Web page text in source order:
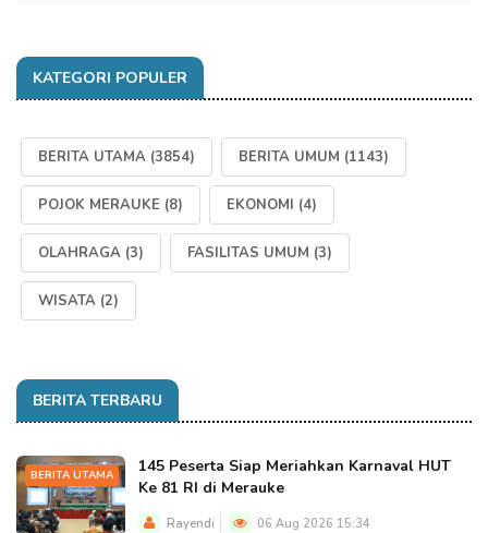
KATEGORI POPULER
BERITA UTAMA (3854) BERITA UMUM (1143)
POJOK MERAUKE (8) EKONOMI (4)
OLAHRAGA (3) FASILITAS UMUM (3)
WISATA (2)
BERITA TERBARU
BERITA UTAMA
145 Peserta Siap Meriahkan Karnaval HUT
Ke 81 RI di Merauke
Rayendi 06 Aug 2026 15:34